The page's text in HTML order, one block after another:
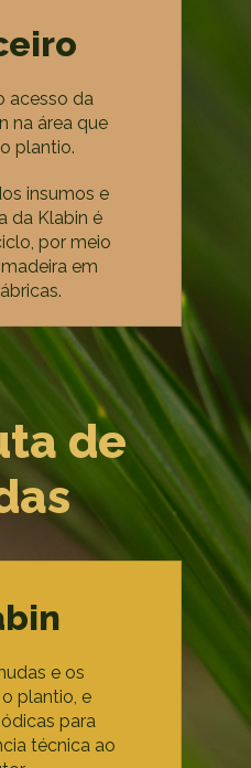
acesso da
na área que
plantio.
insumos e
da Klabin é
por meio
em
de
e os
plantio, e
para
técnica ao